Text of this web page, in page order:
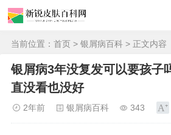
当前位置： 首页 > 银屑病百科 > 正文内容
银屑病3年没复发可以要孩子
直没看也没好
2年前 银屑病百科 343